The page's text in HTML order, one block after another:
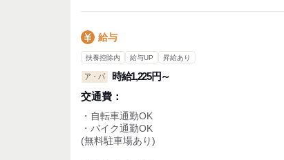
・休憩時間：1時間
・実働時間：8時間
・平均所定労働時間：1カ月当たり96時間
給与
扶養控除内 給与UP 昇給あり
ア・パ
時給1,225円～
交通費：
・自転車通勤OK
・バイク通勤OK
(無料駐車場あり)